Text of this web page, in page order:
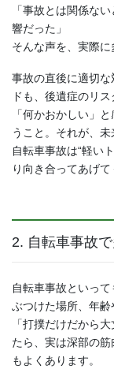
「事故とは関係な
響だった」
そんな声を、実際に
事故の直後に適切
ドも、後遺症のリ
「何かおかしい」
うこと。それが、未
自転車事故は“軽い
り向き合ってあげて
2. 自転車事故
自転車事故といっ
ぶつけた場所、年齢
「打撲だけだから
たら、実は深部の
もよくあります。